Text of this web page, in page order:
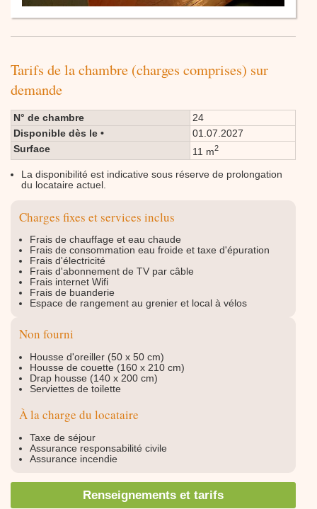
Tarifs de la chambre (charges comprises) sur
demande
N° de chambre
24
Disponible dès le •
01.07.2027
Surface
11 m2
La disponibilité est indicative sous réserve de prolongation
du locataire actuel.
Charges fixes et services inclus
Frais de chauffage et eau chaude
Frais de consommation eau froide et taxe d'épuration
Frais d'électricité
Frais d'abonnement de TV par câble
Frais internet Wifi
Frais de buanderie
Espace de rangement au grenier et local à vélos
Non fourni
Housse d'oreiller (50 x 50 cm)
Housse de couette (160 x 210 cm)
Drap housse (140 x 200 cm)
Serviettes de toilette
À la charge du locataire
Taxe de séjour
Assurance responsabilité civile
Assurance incendie
Renseignements et tarifs